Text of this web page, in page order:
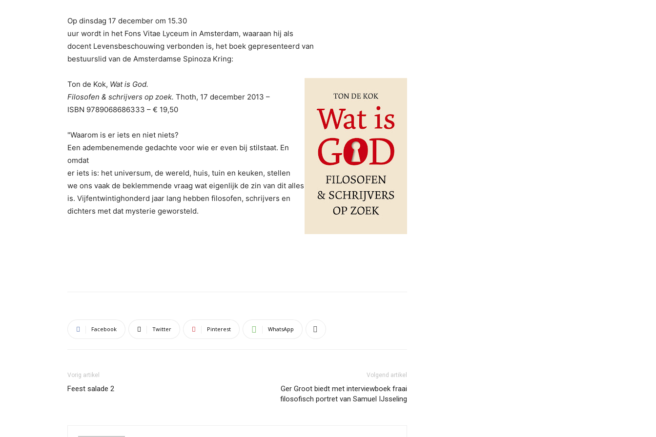
Op dinsdag 17 december om 15.30
uur wordt in het Fons Vitae Lyceum in Amsterdam, waaraan hij als
docent Levensbeschouwing verbonden is, het boek gepresenteerd van
bestuurslid van de Amsterdamse Spinoza Kring:
Ton de Kok, Wat is God.
Filosofen & schrijvers op zoek. Thoth, 17 december 2013 –
ISBN 9789068686333 – € 19,50
"Waarom is er iets en niet niets?
Een adembenemende gedachte voor wie er even bij stilstaat. En
omdat
er iets is: het universum, de wereld, huis, tuin en keuken, stellen
we ons vaak de beklemmende vraag wat eigenlijk de zin van dit alles
is. Vijfentwintighonderd jaar lang hebben filosofen, schrijvers en
dichters met dat mysterie geworsteld.
Facebook Twitter Pinterest WhatsApp
Vorig artikel
Feest salade 2
Volgend artikel
Ger Groot biedt met interviewboek fraai
filosofisch portret van Samuel IJsseling